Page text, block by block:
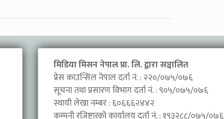
मिडिया मिसन नेपाल प्रा. लि. द्वारा सञ्चालित
प्रेस काउन्सिल नेपाल दर्ता नं. : २२०/०७५/०७६
सूचना तथा प्रसारण विभाग दर्ता नं. : ९०५/०७५/०७६
स्थायी लेखा नम्बर : ६०६६६२४४२
कम्पनी रजिष्ट्रारको कार्यालय दर्ता नं. : १९३२८८/०७५/०७६